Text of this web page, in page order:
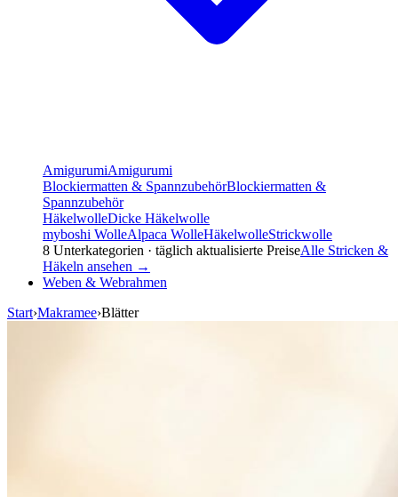
AmigurumiAmigurumi
Blockiermatten & SpannzubehörBlockiermatten &
Spannzubehör
HäkelwolleDicke Häkelwolle
myboshi WolleAlpaca WolleHäkelwolleStrickwolle
8 Unterkategorien · täglich aktualisierte PreiseAlle Stricken &
Häkeln ansehen →
Weben & Webrahmen
Start›Makramee›Blätter